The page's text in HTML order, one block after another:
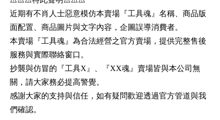
近期有不肖人士惡意模仿本賣場『工具魂』名稱、商品版
面配置、商品圖片與文字內容，企圖誤導消費者。
本賣場『工具魂』為合法經營之官方賣場，提供完整售後
服務與實際聯絡窗口。
抄襲與仿冒的『工具X』、『XX魂』賣場皆與本公司無
關，請大家務必提高警覺。
感謝大家的支持與信任，如有疑問歡迎透過官方管道與我
們確認。